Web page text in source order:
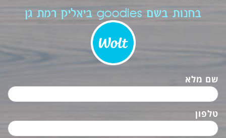
בחנות בשם goodies ביאליק רמת גן
שם מלא
טלפון